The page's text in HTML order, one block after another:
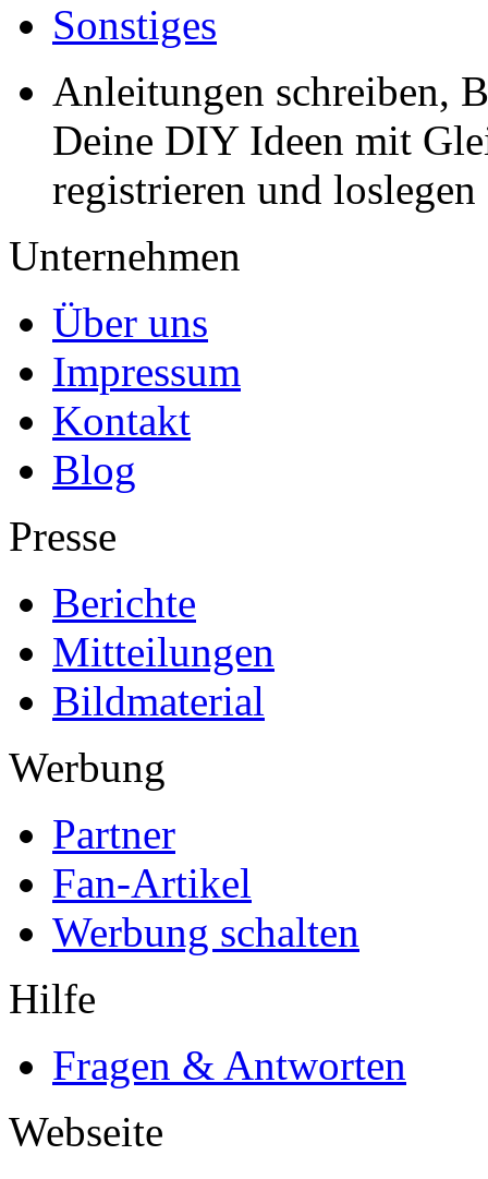
Sonstiges
Anleitungen schreiben,
Deine DIY Ideen mit
registrieren und loslegen
Unternehmen
Über uns
Impressum
Kontakt
Blog
Presse
Berichte
Mitteilungen
Bildmaterial
Werbung
Partner
Fan-Artikel
Werbung schalten
Hilfe
Fragen & Antworten
Webseite